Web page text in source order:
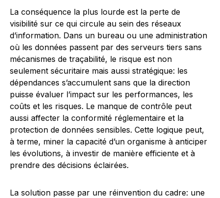
La conséquence la plus lourde est la perte de
visibilité sur ce qui circule au sein des réseaux
d’information. Dans un bureau ou une administration
où les données passent par des serveurs tiers sans
mécanismes de traçabilité, le risque est non
seulement sécuritaire mais aussi stratégique: les
dépendances s’accumulent sans que la direction
puisse évaluer l’impact sur les performances, les
coûts et les risques. Le manque de contrôle peut
aussi affecter la conformité réglementaire et la
protection de données sensibles. Cette logique peut,
à terme, miner la capacité d’un organisme à anticiper
les évolutions, à investir de manière efficiente et à
prendre des décisions éclairées.
La solution passe par une réinvention du cadre: une